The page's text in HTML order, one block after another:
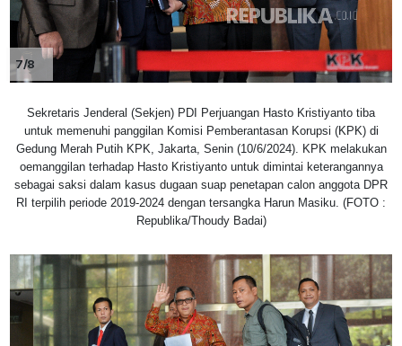
7/8
Sekretaris Jenderal (Sekjen) PDI Perjuangan Hasto Kristiyanto tiba
untuk memenuhi panggilan Komisi Pemberantasan Korupsi (KPK) di
Gedung Merah Putih KPK, Jakarta, Senin (10/6/2024). KPK melakukan
oemanggilan terhadap Hasto Kristiyanto untuk dimintai keterangannya
sebagai saksi dalam kasus dugaan suap penetapan calon anggota DPR
RI terpilih periode 2019-2024 dengan tersangka Harun Masiku. (FOTO :
Republika/Thoudy Badai)